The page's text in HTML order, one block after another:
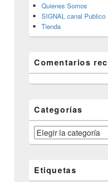
Quienes Somos
SIGNAL canal Publico
Tienda
Comentarios
Categorías
Categorías
Etiquetas